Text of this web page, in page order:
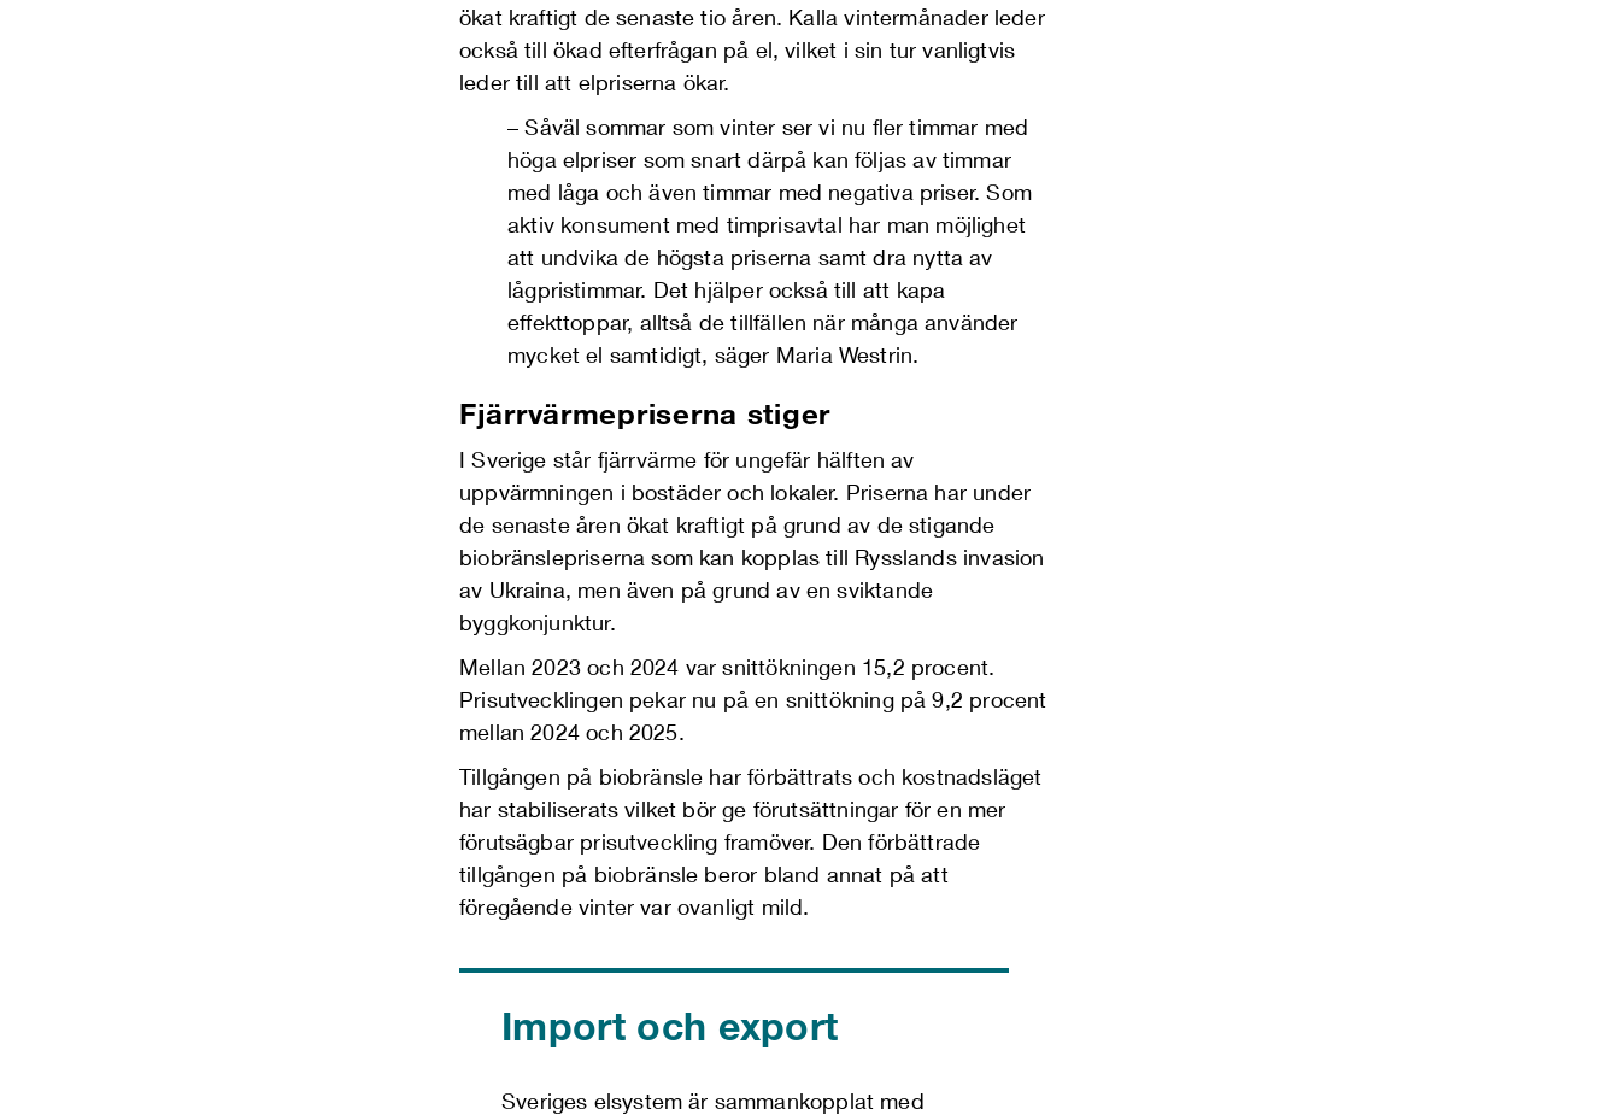
ökat kraftigt de senaste tio åren. Kalla vintermånader leder
ocksåtill ökad efterfrågan på el, vilket i sin tur vanligtvis
leder till att elpriserna ökar.
–Såväl sommar som vinter ser vi nu fler timmar med
höga elpriser som snart därpå kan följas avtimmar
med låga och äventimmar med negativa priser. Som
aktiv konsument med timprisavtal har man möjlighet
att undvika de högsta priserna samt dra nytta av
lågpristimmar. Det hjälper också till att kapa
effekttoppar, alltså de tillfällen när många använder
mycket el samtidigt, säger Maria Westrin.
Fjärrvärmepriserna stiger
I Sverige står fjärrvärme för ungefär hälften av
uppvärmningen i bostäder och lokaler. Priserna har under
de senaste åren ökat kraftigt på grund av de stigande
biobränslepriserna som kan kopplas till Rysslands invasion
av Ukraina, men även på grund av en sviktande
byggkonjunktur.
Mellan 2023 och 2024 var snittökningen 15,2 procent.
Prisutvecklingen pekar nu på en snittökning på 9,2 procent
mellan 2024 och 2025.
Tillgången på biobränsle har förbättrats och kostnadsläget
har stabiliserats vilket bör ge förutsättningar för en mer
förutsägbar prisutveckling framöver. Den förbättrade
tillgången på biobränsle beror bland annat på att
föregående vinter var ovanligt mild.
Import och export
Sveriges elsystem är sammankopplat med